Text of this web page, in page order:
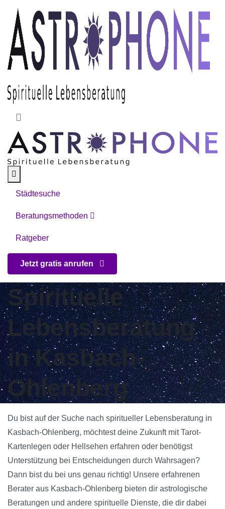
Skip to main content
Städtesuche
Beratungsmethoden
Ratgeber
Jetzt gratis anrufen
Spirituelle
Lebensberatung
in Kasbach-
Ohlenberg
Du bist auf der Suche nach spiritueller Lebensberatung in
Kasbach-Ohlenberg, möchtest deine Zukunft mit Tarot-
Kartenlegen oder Hellsehen erfahren oder benötigst
Unterstützung bei Entscheidungen durch Wahrsagen?
Dann bist du bei uns genau richtig! Unsere erfahrenen
Berater aus Kasbach-Ohlenberg bieten dir astrologische
Beratungen und andere spirituelle Dienste, die dir dabei